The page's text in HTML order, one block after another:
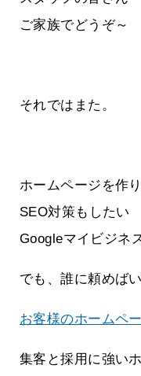
ご家族でどうぞ～
それではまた。
ホームページを作
SEO対策もしたい
Googleマイビジネ
でも、誰に頼めば
お客様のホームペ
集客と採用に強い